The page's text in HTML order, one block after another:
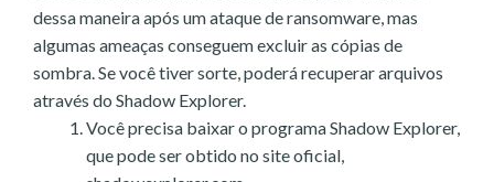
dessa maneira após um ataque de ransomware, mas
algumas ameaças conseguem excluir as cópias de
sombra. Se você tiver sorte, poderá recuperar arquivos
através do Shadow Explorer.
Você precisa baixar o programa Shadow Explorer,
que pode ser obtido no site oficial,